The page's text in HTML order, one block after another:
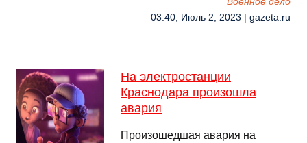
03:40, Июль 2, 2023 | gazeta.ru
На электростанции
Краснодара произошла
авария
Произошедшая авария на